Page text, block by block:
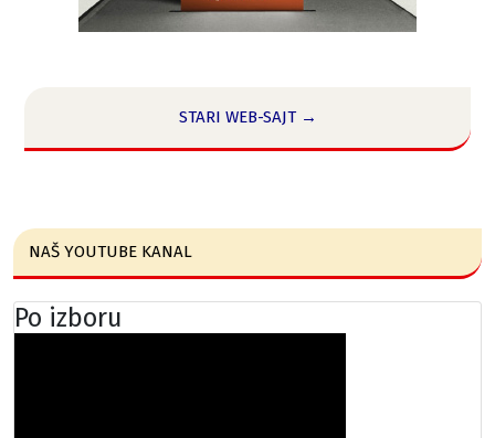
STARI WEB-SAJT →
NAŠ YOUTUBE KANAL
Po izboru